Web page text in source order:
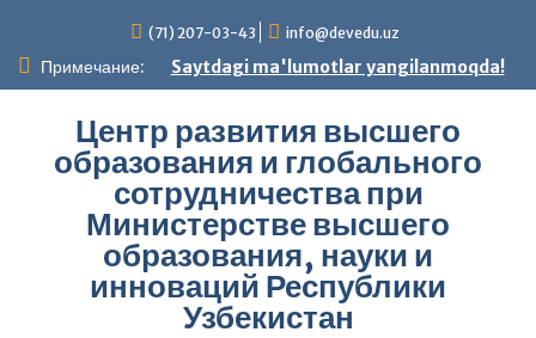
содержимому
(71) 207-03-43 info@devedu.uz
Примечание: Saytdagi ma'lumotlar yangilanmoqda!
Центр развития высшего
образования и глобального
сотрудничества при
Министерстве высшего
образования, науки и
инноваций Республики
Узбекистан